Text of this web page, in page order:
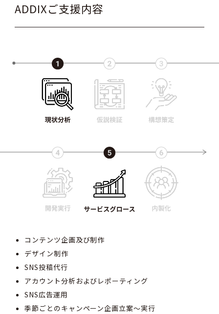
ADDIXご支援内容
コンテンツ企画及び制作
デザイン制作
SNS投稿代行
アカウント分析およびレポーティング
SNS広告運用
季節ごとのキャンペーン企画立案～実行